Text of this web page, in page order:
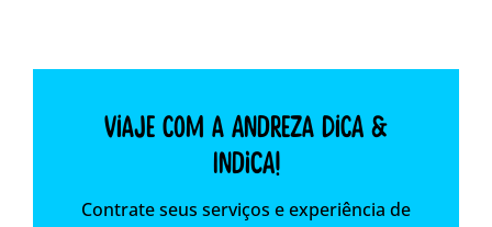
Viaje com a Andreza dica &
indica!
Contrate seus serviços e experiência de